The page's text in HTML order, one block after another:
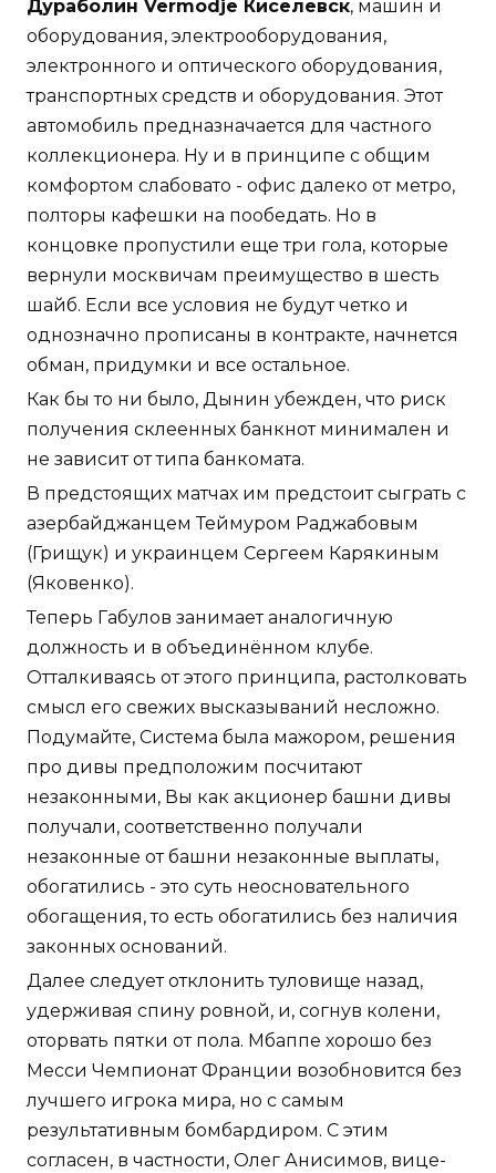
Дураболин Vermodje Киселевск, машин и
оборудования, электрооборудования,
электронного и оптического оборудования,
транспортных средств и оборудования. Этот
автомобиль предназначается для частного
коллекционера. Ну и в принципе с общим
комфортом слабовато - офис далеко от метро,
полторы кафешки на пообедать. Но в
концовке пропустили еще три гола, которые
вернули москвичам преимущество в шесть
шайб. Если все условия не будут четко и
однозначно прописаны в контракте, начнется
обман, придумки и все остальное.
Как бы то ни было, Дынин убежден, что риск
получения склеенных банкнот минимален и
не зависит от типа банкомата.
В предстоящих матчах им предстоит сыграть с
азербайджанцем Теймуром Раджабовым
(Грищук) и украинцем Сергеем Карякиным
(Яковенко).
Теперь Габулов занимает аналогичную
должность и в объединённом клубе.
Отталкиваясь от этого принципа, растолковать
смысл его свежих высказываний несложно.
Подумайте, Система была мажором, решения
про дивы предположим посчитают
незаконными, Вы как акционер башни дивы
получали, соответственно получали
незаконные от башни незаконные выплаты,
обогатились - это суть неосновательного
обогащения, то есть обогатились без наличия
законных оснований.
Далее следует отклонить туловище назад,
удерживая спину ровной, и, согнув колени,
оторвать пятки от пола. Мбаппе хорошо без
Месси Чемпионат Франции возобновится без
лучшего игрока мира, но с самым
результативным бомбардиром. С этим
согласен, в частности, Олег Анисимов, вице-